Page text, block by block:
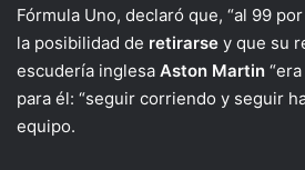
Fórmula Uno, declaró que, “al 99
la posibilidad de retirarse y que su
escudería inglesa Aston Martin
para él: “seguir corriendo y seguir
equipo.